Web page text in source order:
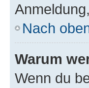
Nach
Warum
Wenn du